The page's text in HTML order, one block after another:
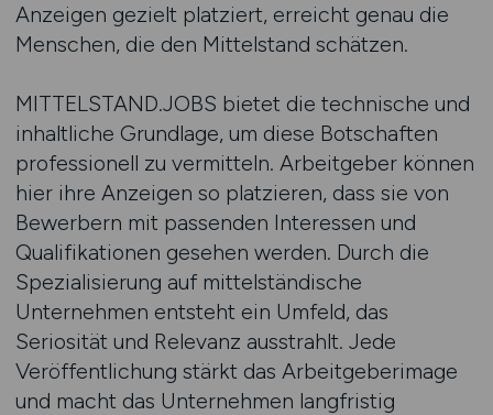
Anzeigen gezielt platziert, erreicht genau die
Menschen, die den Mittelstand schätzen.
MITTELSTAND.JOBS bietet die technische und
inhaltliche Grundlage, um diese Botschaften
professionell zu vermitteln. Arbeitgeber können
hier ihre Anzeigen so platzieren, dass sie von
Bewerbern mit passenden Interessen und
Qualifikationen gesehen werden. Durch die
Spezialisierung auf mittelständische
Unternehmen entsteht ein Umfeld, das
Seriosität und Relevanz ausstrahlt. Jede
Veröffentlichung stärkt das Arbeitgeberimage
und macht das Unternehmen langfristig